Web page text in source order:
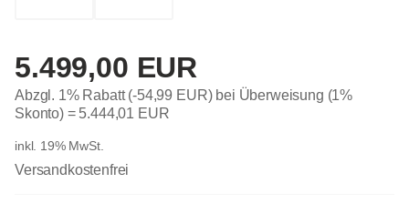
5.499,00 EUR
Abzgl. 1% Rabatt (-54,99 EUR) bei Überweisung (1%
Skonto) = 5.444,01 EUR
inkl. 19% MwSt.
Versandkostenfrei